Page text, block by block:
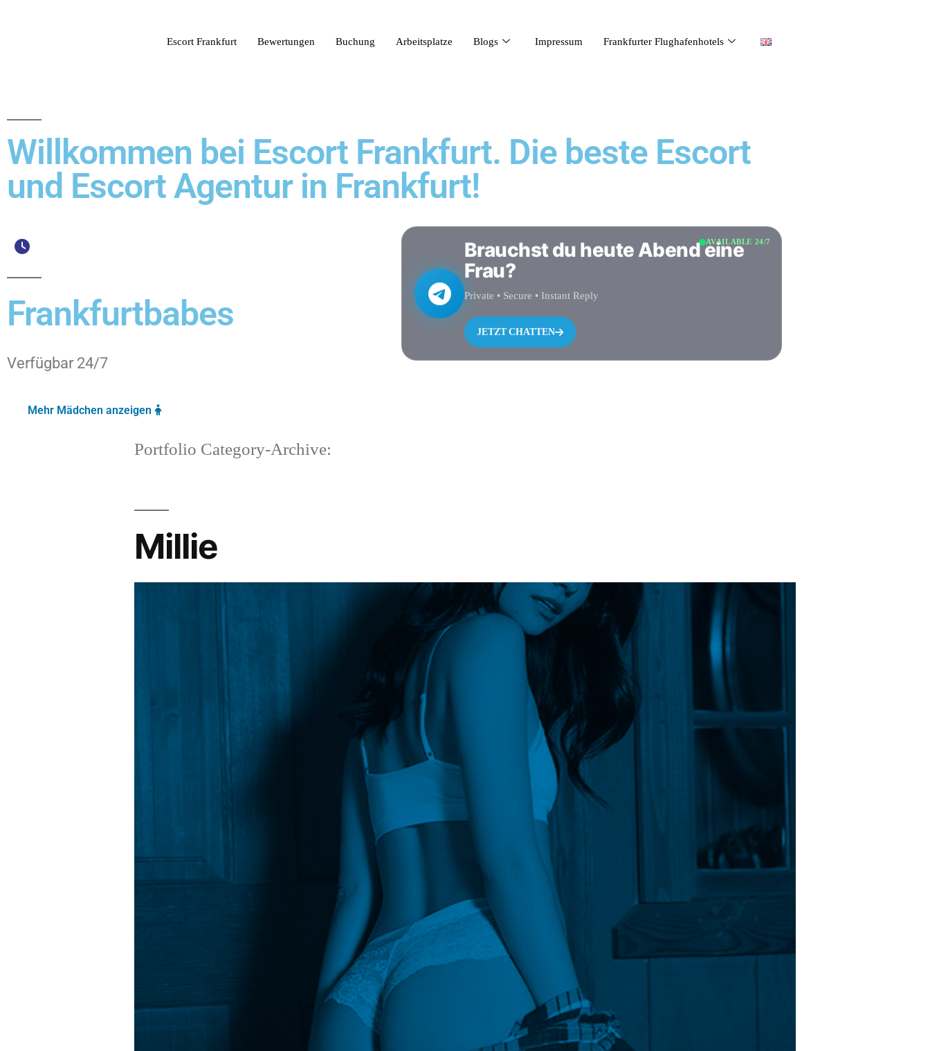
Escort Frankfurt Bewertungen Buchung Arbeitsplatze Blogs Impressum Frankfurter Flughafenhotels
Willkommen bei Escort Frankfurt. Die beste Escort
und Escort Agentur in Frankfurt!
Frankfurtbabes
Verfügbar 24/7
Mehr Mädchen anzeigen
AVAILABLE 24/7
Brauchst du heute Abend eine
Frau?
Private • Secure • Instant Reply
JETZT CHATTEN
Portfolio Category-Archive:
Millie